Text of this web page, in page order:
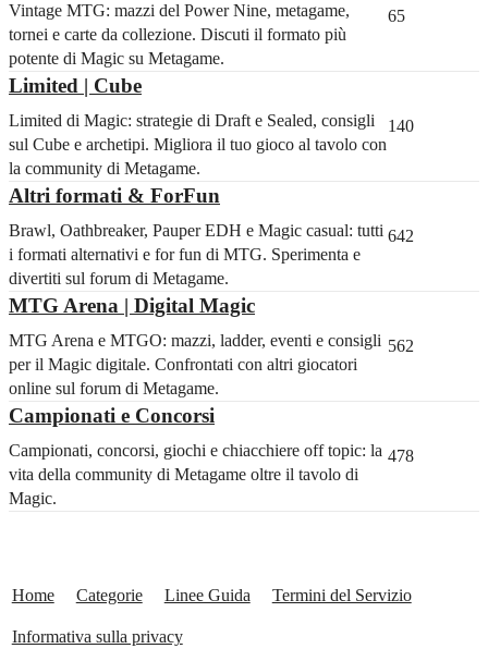
Vintage MTG: mazzi del Power Nine, metagame,
tornei e carte da collezione. Discuti il formato più
potente di Magic su Metagame.
65
Limited | Cube
Limited di Magic: strategie di Draft e Sealed, consigli
sul Cube e archetipi. Migliora il tuo gioco al tavolo con
la community di Metagame.
140
Altri formati & ForFun
Brawl, Oathbreaker, Pauper EDH e Magic casual: tutti
i formati alternativi e for fun di MTG. Sperimenta e
divertiti sul forum di Metagame.
642
MTG Arena | Digital Magic
MTG Arena e MTGO: mazzi, ladder, eventi e consigli
per il Magic digitale. Confrontati con altri giocatori
online sul forum di Metagame.
562
Campionati e Concorsi
Campionati, concorsi, giochi e chiacchiere off topic: la
vita della community di Metagame oltre il tavolo di
Magic.
478
Home Categorie Linee Guida Termini del Servizio
Informativa sulla privacy